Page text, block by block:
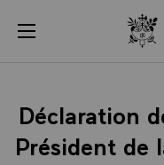
menu
Déclaration
Président de
Panneau de gestion des